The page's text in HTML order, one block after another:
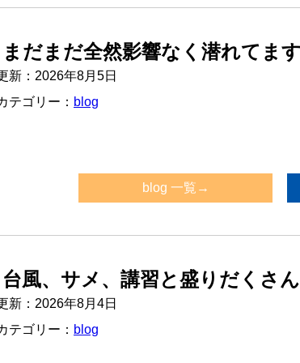
まだまだ全然影響なく潜れてます
新：2026年8月5日
テゴリー： blog
blog 一覧→
台風、サメ、講習と盛りだくさん
新：2026年8月4日
テゴリー： blog